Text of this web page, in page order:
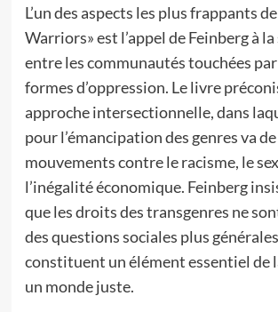
L’un des aspects les plus frappants
Warriors» est l’appel de Feinberg à
entre les communautés touchées
formes d’oppression. Le livre
approche intersectionnelle, dans
pour l’émancipation des genres va
mouvements contre le racisme, le
l’inégalité économique. Feinberg
que les droits des transgenres ne
des questions sociales plus
constituent un élément essentiel de
un monde juste.